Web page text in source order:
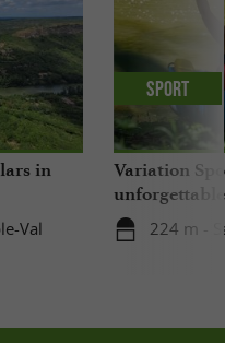
in
Val
Variation
getaway on
224 m -
Sport